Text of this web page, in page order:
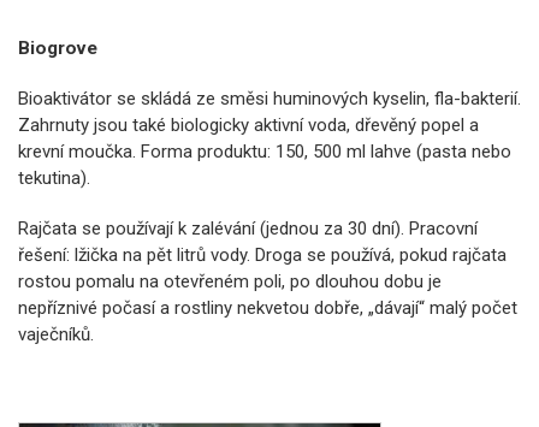
Biogrove
Bioaktivátor se skládá ze směsi huminových kyselin, fla-bakterií.
Zahrnuty jsou také biologicky aktivní voda, dřevěný popel a
krevní moučka. Forma produktu: 150, 500 ml lahve (pasta nebo
tekutina).
Rajčata se používají k zalévání (jednou za 30 dní). Pracovní
řešení: lžička na pět litrů vody. Droga se používá, pokud rajčata
rostou pomalu na otevřeném poli, po dlouhou dobu je
nepříznivé počasí a rostliny nekvetou dobře, „dávají“ malý počet
vaječníků.